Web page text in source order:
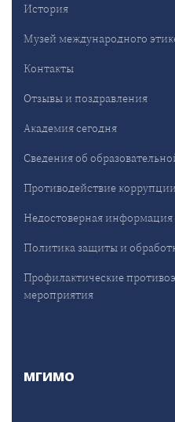
История
Музей международного
Контакты
Отзывы и поздравления
Академия сегодня
Сведения об
Противодействие
Недостоверная информация
Политика защиты и
Профилактические
мероприятия
МГИМО